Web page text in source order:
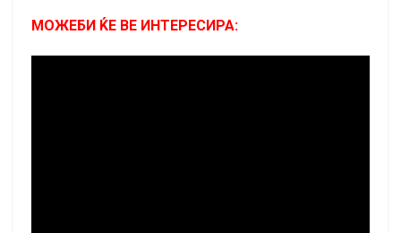
МОЖЕБИ ЌЕ ВЕ ИНТЕРЕСИРА: